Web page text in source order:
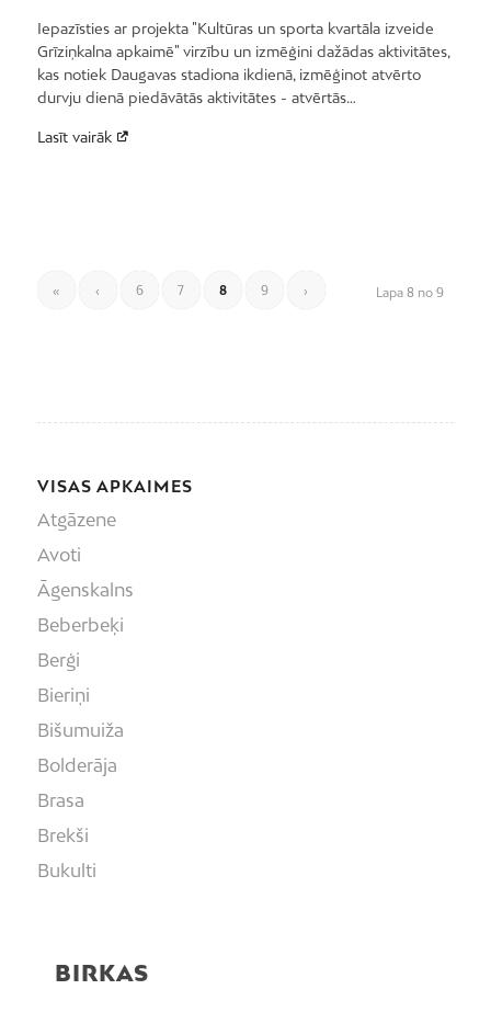
Iepazīsties ar projekta "Kultūras un sporta kvartāla izveide
Grīziņkalna apkaimē" virzību un izmēģini dažādas aktivitātes,
kas notiek Daugavas stadiona ikdienā, izmēģinot atvērto
durvju dienā piedāvātās aktivitātes - atvērtās…
Lasīt vairāk
Lapa 8 no 9
« ‹ 6 7 8 9 ›
VISAS APKAIMES
Atgāzene
Avoti
Āgenskalns
Beberbeķi
Berģi
Bieriņi
Bišumuiža
Bolderāja
Brasa
Brekši
Bukulti
Čiekurkalns
BIRKAS